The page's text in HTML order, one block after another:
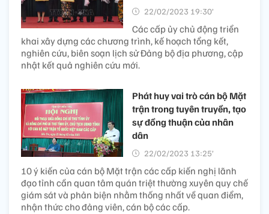
22/02/2023 19:30’
Các cấp ủy chủ động triển
khai xây dựng các chương trình, kế hoạch tổng kết,
nghiên cứu, biên soạn lịch sử Đảng bộ địa phương, cập
nhật kết quả nghiên cứu mới.
Phát huy vai trò cán bộ Mặt
trận trong tuyên truyền, tạo
sự đồng thuận của nhân
dân
22/02/2023 13:25’
10 ý kiến của cán bộ Mặt trận các cấp kiến nghị lãnh
đạo tỉnh cần quan tâm quán triệt thường xuyên quy chế
giám sát và phản biện nhằm thống nhất về quan điểm,
nhận thức cho đảng viên, cán bộ các cấp.